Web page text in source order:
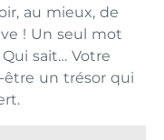
au mieux, de
! Un seul mot
sait… Votre
un trésor qui